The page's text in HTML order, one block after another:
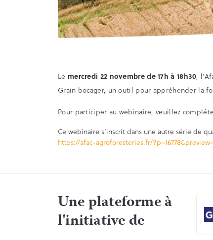
Le mercredi 22 novembre de 17h à 18h30,
Grain bocager, un outil pour appréhender la
Pour participer au webinaire, veuillez
Ce webinaire s’inscrit dans une autre série de
https://afac-agroforesteries.fr/
Une plateforme à
l'initiative de